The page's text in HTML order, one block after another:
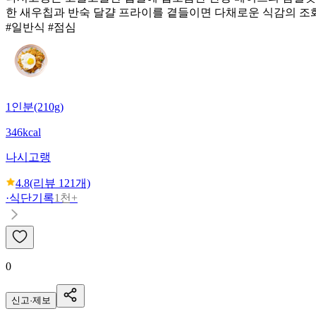
한 새우칩과 반숙 달걀 프라이를 곁들이면 다채로운 식감의 조
#일반식 #점심
1인분(210g)
346kcal
나시고랭
4.8(리뷰 121개)
·식단기록1천+
0
신고·제보